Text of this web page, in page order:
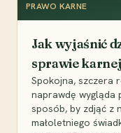
PRAWO KARNE
Jak wyjaśnić
sprawie
Spokojna, szczera
naprawdę wygląda
sposób, by zdjąć z
małoletniego